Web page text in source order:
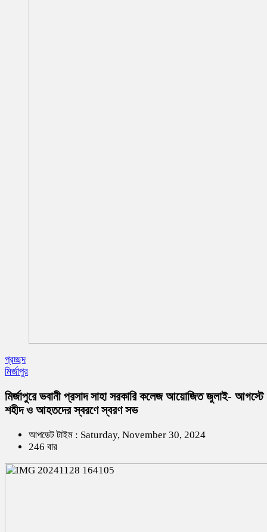
প্রচ্ছদ
মির্জাপুর
মির্জাপুরে ভবানী প্রসাদ সাহা সরকারি কলেজ আয়োজিত জুলাই- আগস্টে
শহীদ ও আহতদের স্বরণে স্বরণ সভ
আপডেট টাইম : Saturday, November 30, 2024
246 বার